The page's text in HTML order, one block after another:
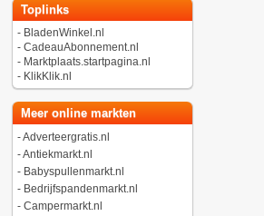
Toplinks
- BladenWinkel.nl
- CadeauAbonnement.nl
- Marktplaats.startpagina.nl
- KlikKlik.nl
Meer online markten
-Adverteergratis.nl
-Antiekmarkt.nl
- Babyspullenmarkt.nl
- Bedrijfspandenmarkt.nl
- Campermarkt.nl